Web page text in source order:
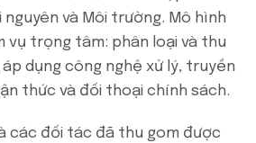
nguyên và Môi trường. Mô hình
vụ trọng tâm: phân loại và thu
dụng công nghệ xử lý, truyền
thức và đối thoại chính sách.
các đối tác đã thu gom được